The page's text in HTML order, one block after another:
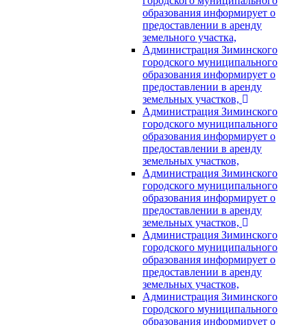
образования информирует о
предоставлении в аренду
земельного участка,
Администрация Зиминского
городского муниципального
образования информирует о
предоставлении в аренду
земельных участков,
Администрация Зиминского
городского муниципального
образования информирует о
предоставлении в аренду
земельных участков,
Администрация Зиминского
городского муниципального
образования информирует о
предоставлении в аренду
земельных участков,
Администрация Зиминского
городского муниципального
образования информирует о
предоставлении в аренду
земельных участков,
Администрация Зиминского
городского муниципального
образования информирует о